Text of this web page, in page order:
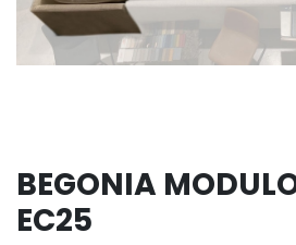
BEGONIA
EC25